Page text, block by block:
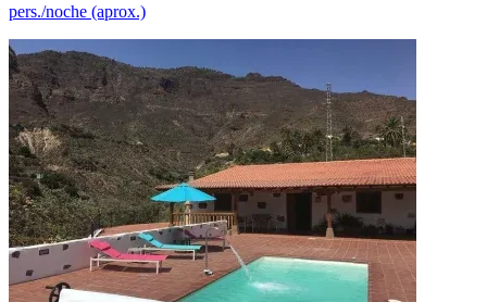
pers./noche (aprox.)